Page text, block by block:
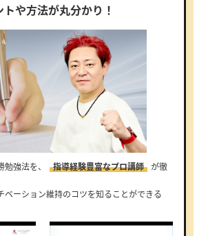
や方法が丸分かり！
強法を、 指導経験豊富なプロ講師 が徹
ベーション維持のコツを知ることができる